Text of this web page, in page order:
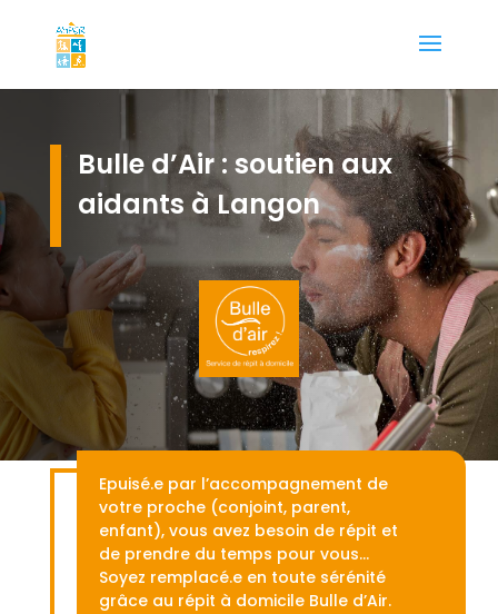
Bulle d’Air : soutien aux
aidants à Langon
Epuisé.e par l’accompagnement de
votre proche (conjoint, parent,
enfant), vous avez besoin de répit et
de prendre du temps pour vous…
Soyez remplacé.e en toute sérénité
grâce au répit à domicile Bulle d’Air.